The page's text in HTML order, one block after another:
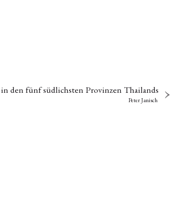
den fünf südlichsten Provinzen Thailands
Peter Janisch